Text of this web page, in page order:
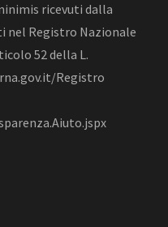
ricevuti dalla
nel Registro Nazionale
52 della L.
Registro